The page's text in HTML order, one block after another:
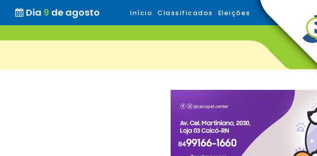
Dia 9 de agosto Início Classificados Eleições